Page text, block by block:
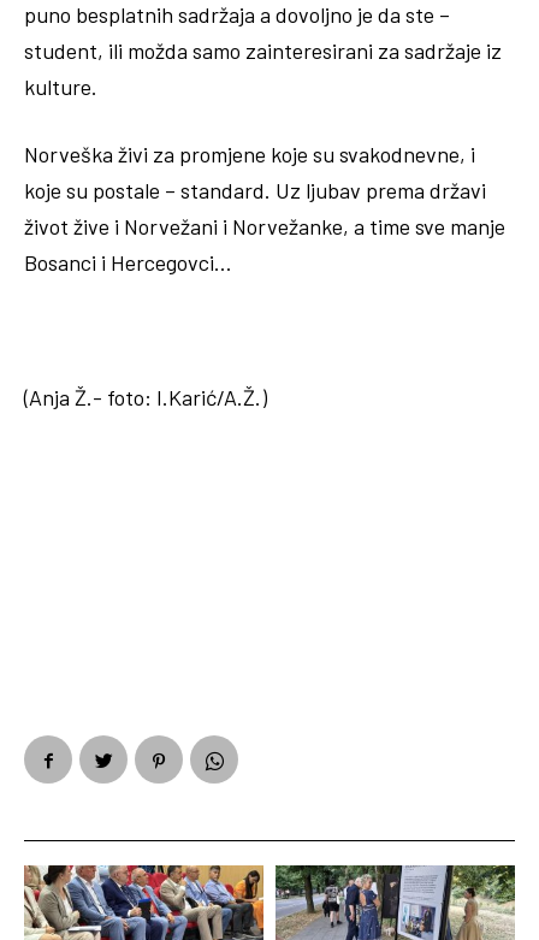
puno besplatnih sadržaja a dovoljno je da ste –
student, ili možda samo zainteresirani za sadržaje iz
kulture.
Norveška živi za promjene koje su svakodnevne, i
koje su postale – standard. Uz ljubav prema državi
život žive i Norvežani i Norvežanke, a time sve manje
Bosanci i Hercegovci…
(Anja Ž.- foto: I.Karić/A.Ž.)